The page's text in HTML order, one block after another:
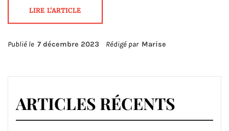
LIRE L'ARTICLE
Publié le 7 décembre 2023 Rédigé par Marise
ARTICLES RÉCENTS